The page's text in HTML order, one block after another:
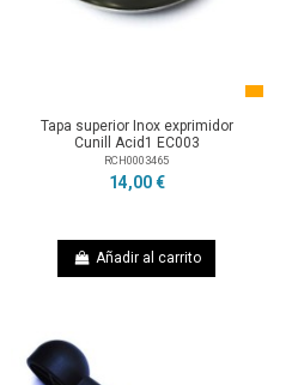
Tapa superior Inox exprimidor
Cunill Acid1 EC003
RCH0003465
14,00 €
Añadir al carrito